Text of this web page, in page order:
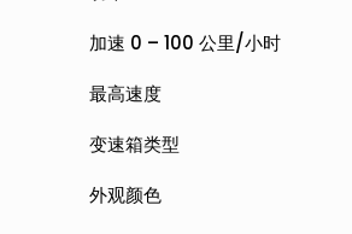
加速 0 – 100 公里/小时
最高速度
变速箱类型
外观颜色